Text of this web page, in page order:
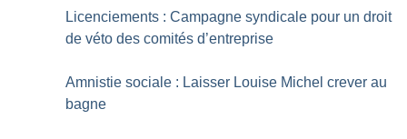
Licenciements : Campagne syndicale pour un droit
de véto des comités d’entreprise
Amnistie sociale : Laisser Louise Michel crever au
bagne